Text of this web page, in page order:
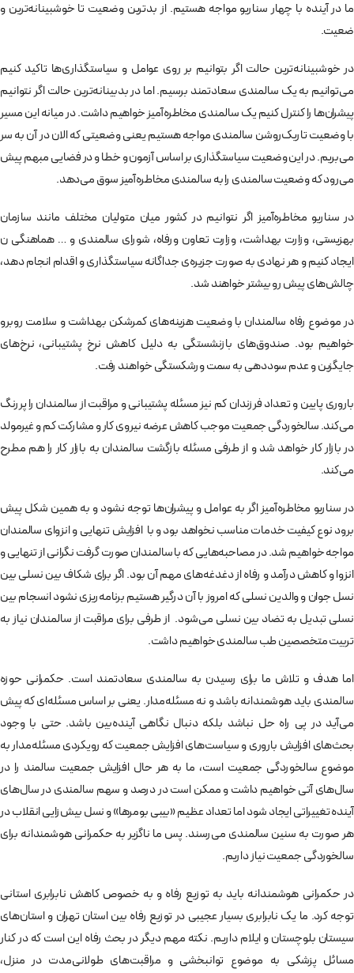
ما در آینده با چهار سناریو مواجه هستیم. از بدترین وضعیت تا خوشبینانه‌ترین و
ضعیت.
در خوشبینانه‌ترین حالت اگر بتوانیم بر روی عوامل و سیاستگذاری‌ها تاکید کنیم
می‌توانیم به یک سالمندی سعادتمند برسیم. اما در بدبینانه‌ترین حالت اگر نتوانیم
پیشران‌ها را کنترل کنیم یک سالمندی مخاطره‌‌آمیز خواهیم داشت. در میانه این مسیر
با وضعیت تاریک‌روشن سالمندی مواجه هستیم یعنی وضعیتی که الان در آن به سر
می‌بریم. در این وضعیت سیاستگذاری بر اساس آزمون و خطا و در فضایی مبهم پیش
می‌رود که وضعیت سالمندی را به سالمندی مخاطره‌آمیز سوق می‌دهد.
در سناریو مخاطره‌آمیز اگر نتوانیم در کشور میان متولیان مختلف مانند سازمان
بهزیستی، وزارت بهداشت، وزارت تعاون ورفاه، شورای سالمندی و … هماهنگی ن
ایجاد کنیم و هر نهادی به صورت جزیره‌ی جداگانه سیاستگذاری و اقدام انجام دهد،
چالش‌های پیش رو بیشتر خواهند شد.
در موضوع رفاه سالمندان با وضعیت هزینه‌های کمرشکن بهداشت و سلامت روبرو
خواهیم بود. صندوق‌های بازنشستگی به دلیل کاهش نرخ پشتیبانی، نرخ‌های
جایگزین و عدم سوددهی به سمت ورشکستگی خواهند رفت.
باروری پایین و تعداد فرزندان کم نیز مسئله پشتیبانی و مراقبت از سالمندان را پررنگ
می‌کند. سالخوردگی جمعیت موجب کاهش عرضه نیروی کار و مشارکت کم و غیرمولد
در بازار کار خواهد شد و از طرفی مسئله بازگشت سالمندان به بازار کار را هم مطرح
می‌کند.
در سناریو مخاطره‌آمیز اگر به عوامل و پیشران‌ها توجه نشود و به همین شکل پیش
برود نوع کیفیت خدمات مناسب نخواهد بود و با افزایش تنهایی و انزوای سالمندان
مواجه خواهیم شد. در مصاحبه‌هایی که با سالمندان صورت گرفت نگرانی از تنهایی و
انزوا و کاهش درآمد و رفاه از دغدغه‌های مهم آن بود. اگر برای شکاف بین نسلی بین
نسل جوان و والدین نسلی که امروز با آن درگیر هستیم برنامه‌ریزی نشود انسجام بین
نسلی تبدیل به تضاد بین نسلی می‌شود. از طرفی برای مراقبت از سالمندان نیاز به
تربیت متخصصین طب سالمندی خواهیم داشت.
اما هدف و تلاش ما برای رسیدن به سالمندی سعادتمند است. حکمرانی حوزه
سالمندی باید هوشمندانه باشد و نه مسئله‌مدار. یعنی بر اساس مسئله‌ای که پیش
می‌آید در پی راه حل نباشد بلکه دنبال نگاهی آینده‌بین باشد. حتی با وجود
بحث‌های افزایش باروری و سیاست‌های افزایش جمعیت که رویکردی مسئله‌مدار به
موضوع سالخوردگی جمعیت است، ما به هر حال افزایش جمعیت سالمند را در
سال‌های آتی خواهیم داشت و ممکن است در درصد و سهم سالمندی در سال‌های
آینده تغییراتی ایجاد شود اما تعداد عظیم «بیبی بومرها» و نسل بیش‌زایی انقلاب در
هر صورت به سنین سالمندی می‌رسند. پس ما ناگزیر به حکمرانی هوشمندانه برای
سالخوردگی جمعیت نیاز داریم.
در حکمرانی هوشمندانه باید به توزیع رفاه و به خصوص کاهش نابرابری استانی
توجه کرد. ما یک نابرابری بسیار عجیبی در توزیع رفاه بین استان‌ تهران و استان‌های
سیستان بلوچستان و ایلام داریم. نکته مهم دیگر در بحث رفاه این است که در کنار
مسائل پزشکی به موضوع توانبخشی و مراقبت‌‌های طولانی‌مدت در منزل،